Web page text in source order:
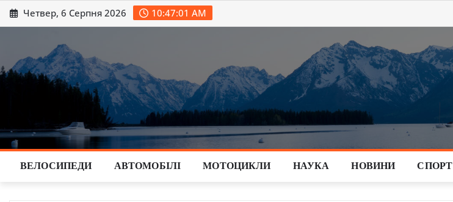
Перейти
до
Четвер, 6 Серпня 2026 10:47:02 AM
ВЕЛОСИПЕДИ АВТОМОБІЛІ МОТОЦИКЛИ НАУКА НОВИНИ СПОРТ